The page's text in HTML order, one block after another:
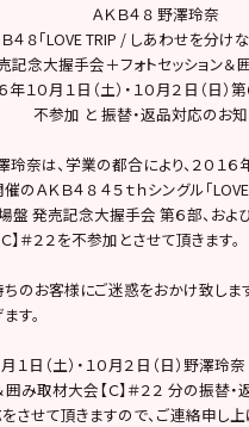
ＡＫＢ４８ 野澤玲奈
Ｂ４８「LOVE TRIP / しあわせを分け
記念大握手会＋フォトセッション＆
年１０月１日（土）・１０月２日（日）第
不参加 と 振替・返品対応のお
玲奈は、学業の都合により、２０１６年
催のＡＫＢ４８ ４５ｔｈシングル「
盤 発売記念大握手会 第６部、およ
】＃２２を不参加とさせて頂きます。
のお客様にご迷惑をおかけ致しま
す。
月１日（土）・１０月２日（日）野澤
囲み取材大会【Ｃ】＃２２ 分の振替
させて頂きますので、ご連絡申し上